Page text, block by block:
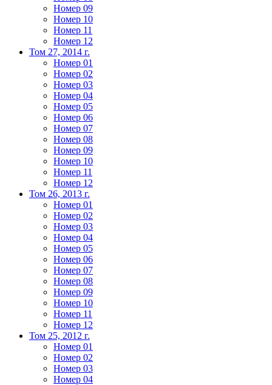
Номер 09
Номер 10
Номер 11
Номер 12
Том 27, 2014 г.
Номер 01
Номер 02
Номер 03
Номер 04
Номер 05
Номер 06
Номер 07
Номер 08
Номер 09
Номер 10
Номер 11
Номер 12
Том 26, 2013 г.
Номер 01
Номер 02
Номер 03
Номер 04
Номер 05
Номер 06
Номер 07
Номер 08
Номер 09
Номер 10
Номер 11
Номер 12
Том 25, 2012 г.
Номер 01
Номер 02
Номер 03
Номер 04